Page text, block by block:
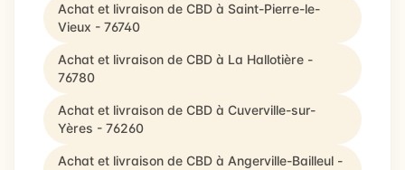
Achat et livraison de CBD à Saint-Pierre-le-
Vieux - 76740
Achat et livraison de CBD à La Hallotière -
76780
Achat et livraison de CBD à Cuverville-sur-
Yères - 76260
Achat et livraison de CBD à Angerville-Bailleul -